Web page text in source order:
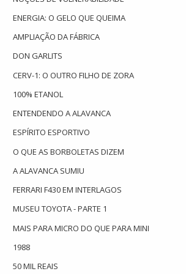
ENERGIA: O GELO QUE QUEIMA
AMPLIAÇÃO DA FÁBRICA
DON GARLITS
CERV-1: O OUTRO FILHO DE ZORA
100% ETANOL
ENTENDENDO A ALAVANCA
ESPÍRITO ESPORTIVO
O QUE AS BORBOLETAS DIZEM
A ALAVANCA SUMIU
FERRARI F430 EM INTERLAGOS
MUSEU TOYOTA - PARTE 1
MAIS PARA MICRO DO QUE PARA MINI
1988
50 MIL REAIS